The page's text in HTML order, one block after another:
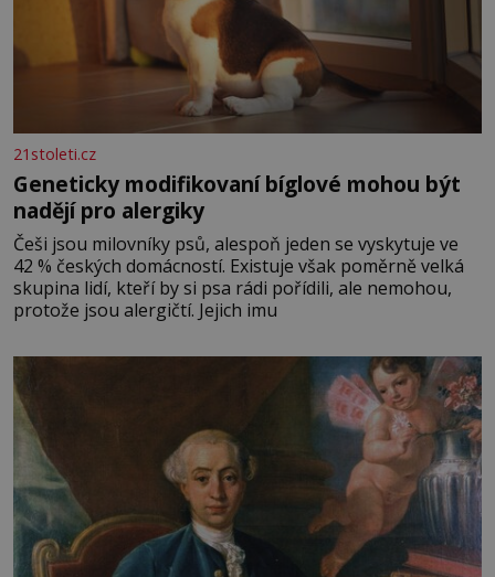
21stoleti.cz
Geneticky modifikovaní bíglové mohou být
nadějí pro alergiky
Češi jsou milovníky psů, alespoň jeden se vyskytuje ve
42 % českých domácností. Existuje však poměrně velká
skupina lidí, kteří by si psa rádi pořídili, ale nemohou,
protože jsou alergičtí. Jejich imu